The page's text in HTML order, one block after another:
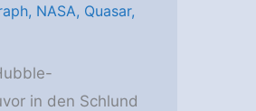
, NASA, Quasar,
in den Schlund